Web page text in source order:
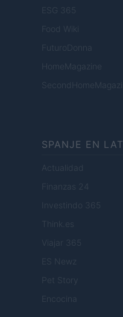
ESG 365
Food Wiki
FuturoDonna
HomeMagazine
SPANJE EN
Actualidad
Finanzas 24
Investindo 365
Think.es
Viajar 365
ES Newz
Pet Story
Encocina